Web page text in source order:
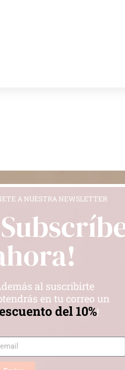
A NUESTRA NEWSLETTER
al suscribirte
en tu correo un
del 10%!